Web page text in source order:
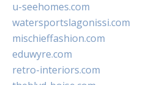
u-seehomes.com
watersportslagonissi.com
mischieffashion.com
eduwyre.com
retro-interiors.com